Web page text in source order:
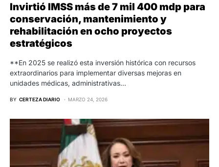
Invirtió IMSS más de 7 mil 400 mdp para
conservación, mantenimiento y
rehabilitación en ocho proyectos
estratégicos
**En 2025 se realizó esta inversión histórica con recursos
extraordinarios para implementar diversas mejoras en
unidades médicas, administrativas…
BY CERTEZA DIARIO MARZO 24, 2026